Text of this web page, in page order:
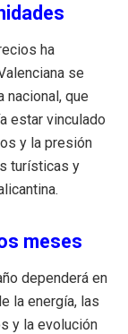
ha
se
nacional, que
estar vinculado
y la presión
turísticas y
meses
dependerá en
la energía, las
y la evolución